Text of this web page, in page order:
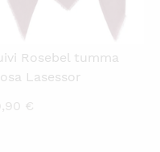
Rosebel tumma
Lasessor
€